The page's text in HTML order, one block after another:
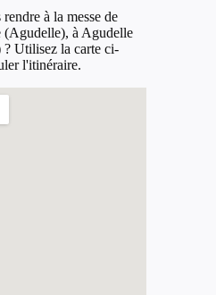
à la messe de
(Agudelle), à Agudelle
Utilisez la carte ci-
l'itinéraire.